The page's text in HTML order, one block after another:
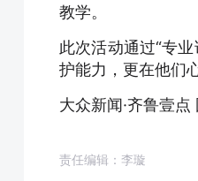
教学。
此次活动通过“专
护能力，更在他们
大众新闻·齐鲁壹点
责任编辑：李璇